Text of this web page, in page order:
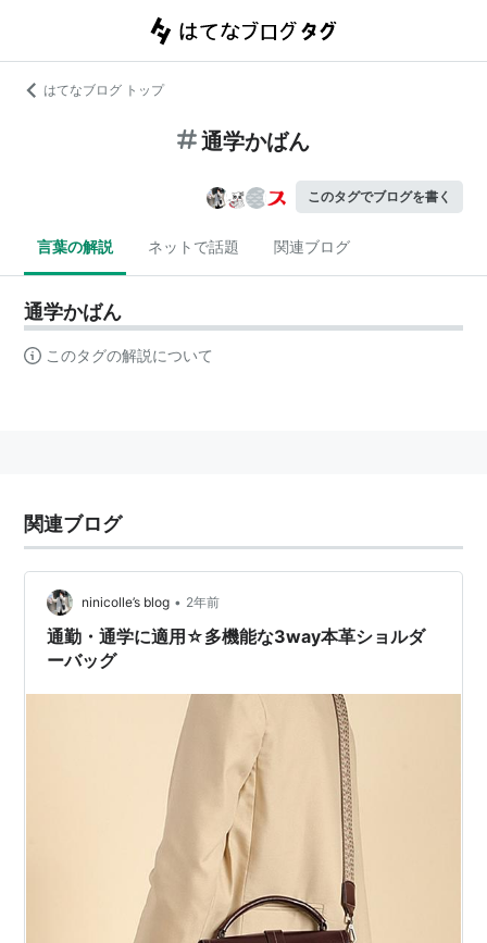
はてなブログ トップ
通学かばん
このタグでブログを書く
言葉の解説 ネットで話題 関連ブログ
通学かばん
このタグの解説について
関連ブログ
ninicolle’s blog • 2年前
通勤・通学に適用☆多機能な3way本革ショルダ
ーバッグ